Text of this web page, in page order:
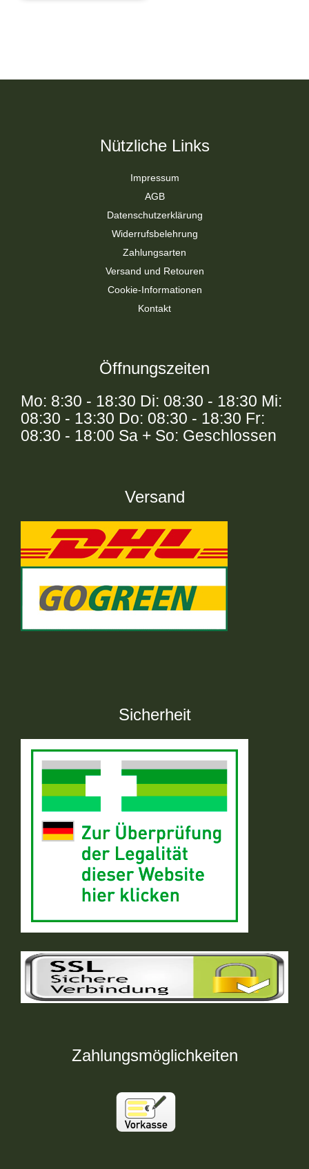
Nützliche Links
Impressum
AGB
Datenschutzerklärung
Widerrufsbelehrung
Zahlungsarten
Versand und Retouren
Cookie-Informationen
Kontakt
Öffnungszeiten
Mo: 8:30 - 18:30 Di: 08:30 - 18:30 Mi:
08:30 - 13:30 Do: 08:30 - 18:30 Fr:
08:30 - 18:00 Sa + So: Geschlossen
Versand
Sicherheit
Zahlungsmöglichkeiten